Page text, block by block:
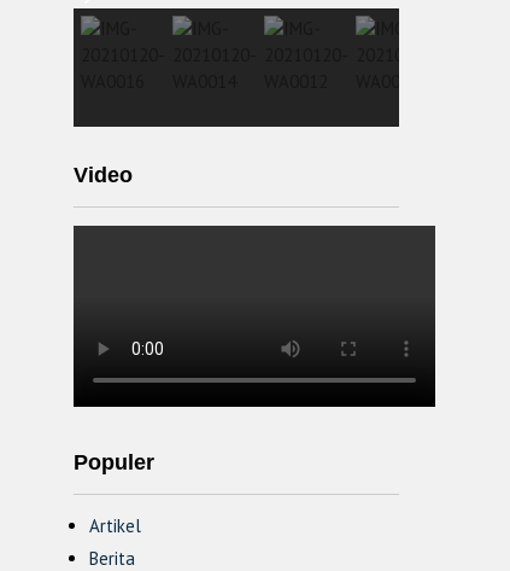
Video
Populer
Artikel
Berita